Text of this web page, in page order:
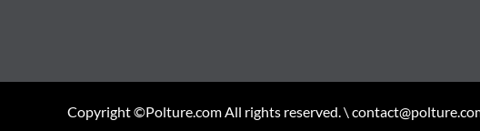
Copyright ©Polture.com All rights reserved. \